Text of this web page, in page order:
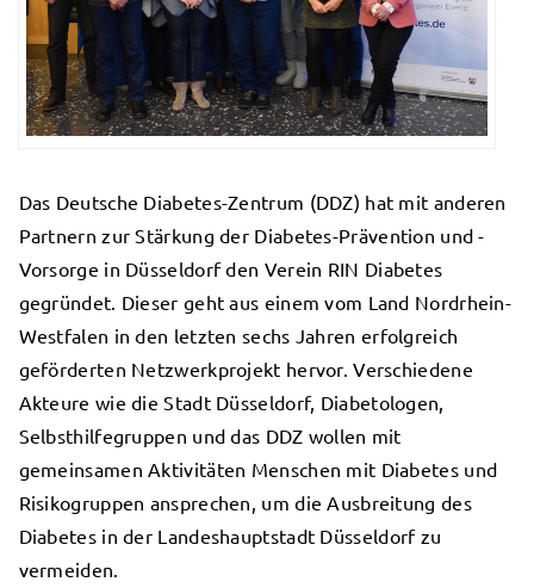
Das Deutsche Diabetes-Zentrum (DDZ) hat mit anderen
Partnern zur Stärkung der Diabetes-Prävention und -
Vorsorge in Düsseldorf den Verein RIN Diabetes
gegründet. Dieser geht aus einem vom Land Nordrhein-
Westfalen in den letzten sechs Jahren erfolgreich
geförderten Netzwerkprojekt hervor. Verschiedene
Akteure wie die Stadt Düsseldorf, Diabetologen,
Selbsthilfegruppen und das DDZ wollen mit
gemeinsamen Aktivitäten Menschen mit Diabetes und
Risikogruppen ansprechen, um die Ausbreitung des
Diabetes in der Landeshauptstadt Düsseldorf zu
vermeiden.